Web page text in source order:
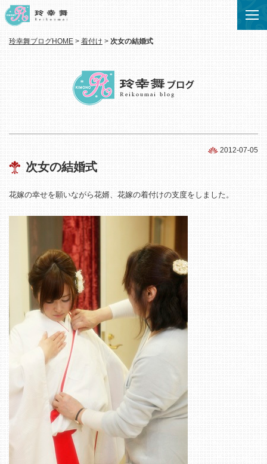
玲幸舞ブログHOME > 着付け > 次女の結婚式
2012-07-05
次女の結婚式
花嫁の幸せを願いながら花婿、花嫁の着付けの支度をしました。